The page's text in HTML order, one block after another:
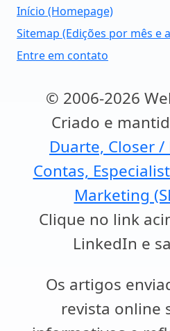
Início (Homepage)
Sitemap (Edições por mês e
Entre em contato
© 2006-2026
Criado e
Duarte, Closer /
Contas,
Marketing
Clique no link
LinkedIn e
Os artigos
revista online